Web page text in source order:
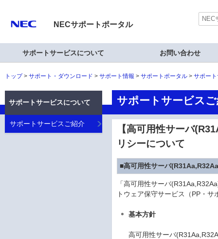
NECサポートポータル
サポートサービスについて お問い合わせ
トップ サポート・ダウンロード サポート情報 サポートポータル サポー
サポートサービス
【高可用性サーバ
リシーについて
■高可用性サーバ
「高可用性サーバ
トウェア保守サービス（PP・
基本方針
高可用性サーバ
サポートサービスについて
サポートサービスご紹介